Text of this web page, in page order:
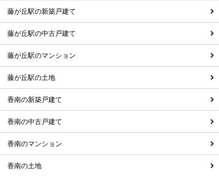
藤が丘駅の新築戸建て
藤が丘駅の中古戸建て
藤が丘駅のマンション
藤が丘駅の土地
香南の新築戸建て
香南の中古戸建て
香南のマンション
香南の土地